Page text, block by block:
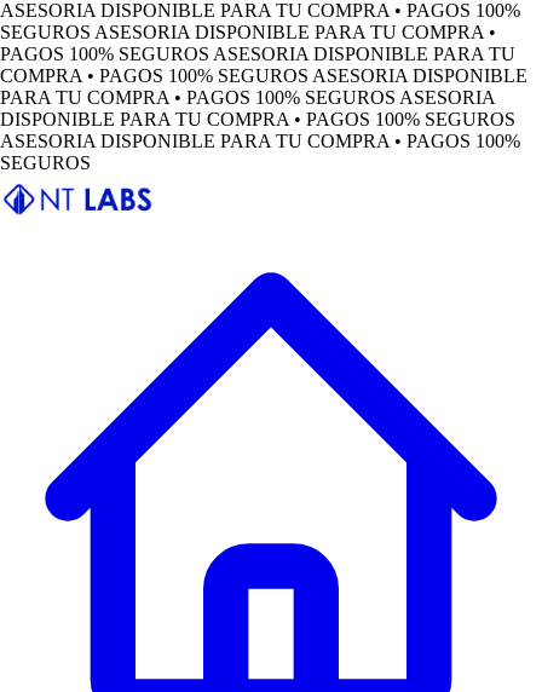
ASESORIA DISPONIBLE PARA TU COMPRA • PAGOS 100%
SEGUROS ASESORIA DISPONIBLE PARA TU COMPRA •
PAGOS 100% SEGUROS ASESORIA DISPONIBLE PARA TU
COMPRA • PAGOS 100% SEGUROS ASESORIA DISPONIBLE
PARA TU COMPRA • PAGOS 100% SEGUROS ASESORIA
DISPONIBLE PARA TU COMPRA • PAGOS 100% SEGUROS
ASESORIA DISPONIBLE PARA TU COMPRA • PAGOS 100%
SEGUROS